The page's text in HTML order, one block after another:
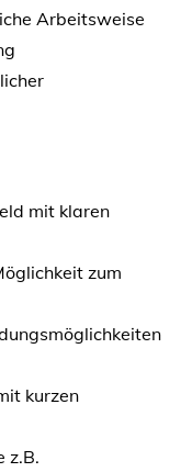
Arbeitsweise
mit klaren
zum
kurzen
z.B.